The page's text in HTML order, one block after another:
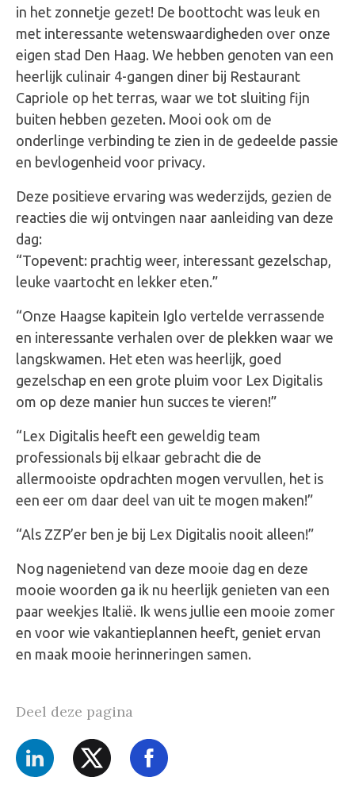
in het zonnetje gezet! De boottocht was leuk en
met interessante wetenswaardigheden over onze
eigen stad Den Haag. We hebben genoten van een
heerlijk culinair 4-gangen diner bij Restaurant
Capriole op het terras, waar we tot sluiting fijn
buiten hebben gezeten. Mooi ook om de
onderlinge verbinding te zien in de gedeelde passie
en bevlogenheid voor privacy.
Deze positieve ervaring was wederzijds, gezien de
reacties die wij ontvingen naar aanleiding van deze
dag:
“Topevent: prachtig weer, interessant gezelschap,
leuke vaartocht en lekker eten.”
“Onze Haagse kapitein Iglo vertelde verrassende
en interessante verhalen over de plekken waar we
langskwamen. Het eten was heerlijk, goed
gezelschap en een grote pluim voor Lex Digitalis
om op deze manier hun succes te vieren!”
“Lex Digitalis heeft een geweldig team
professionals bij elkaar gebracht die de
allermooiste opdrachten mogen vervullen, het is
een eer om daar deel van uit te mogen maken!”
“Als ZZP’er ben je bij Lex Digitalis nooit alleen!”
Nog nagenietend van deze mooie dag en deze
mooie woorden ga ik nu heerlijk genieten van een
paar weekjes Italië. Ik wens jullie een mooie zomer
en voor wie vakantieplannen heeft, geniet ervan
en maak mooie herinneringen samen.
Deel deze pagina